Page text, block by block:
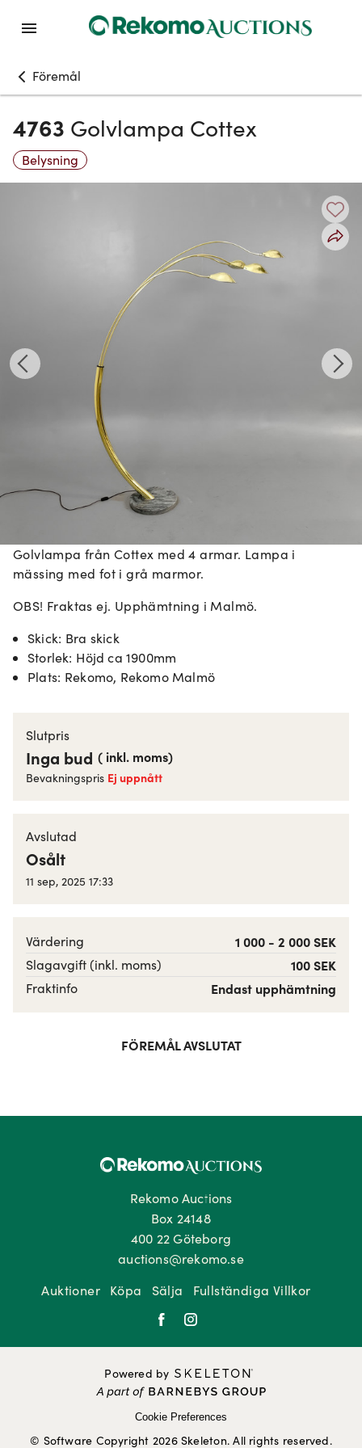
Föremål
4763 Golvlampa Cottex
Belysning
Golvlampa från Cottex med 4 armar. Lampa i
mässing med fot i grå marmor.
OBS! Fraktas ej. Upphämtning i Malmö.
Skick: Bra skick
Storlek: Höjd ca 1900mm
Plats: Rekomo, Rekomo Malmö
Slutpris
Inga bud ( inkl. moms)
Bevakningspris Ej uppnått
Avslutad
Osålt
11 sep, 2025 17:33
Värdering 1 000 - 2 000 SEK
Slagavgift (inkl. moms) 100 SEK
Fraktinfo Endast upphämtning
FÖREMÅL AVSLUTAT
Rekomo Auctions
Box 24148
400 22 Göteborg
auctions@rekomo.se
Auktioner
Köpa Sälja Fullständiga Villkor
Powered by
Cookie Preferences
© Software Copyright 2026 Skeleton. All rights reserved.